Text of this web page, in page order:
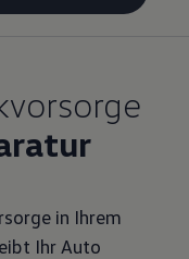
in Ihrem
Ihr Auto